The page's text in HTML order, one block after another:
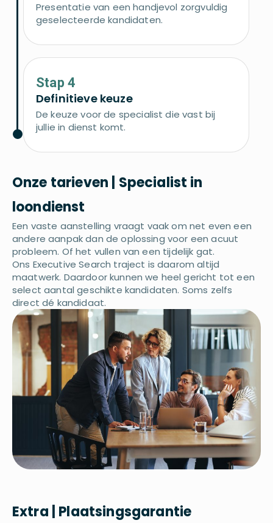
Presentatie van een handjevol zorgvuldig
geselecteerde kandidaten.
Stap 4
Definitieve keuze
De keuze voor de specialist die vast bij
jullie in dienst komt.
Onze tarieven | Specialist in
loondienst
Een vaste aanstelling vraagt vaak om net even een
andere aanpak dan de oplossing voor een acuut
probleem. Of het vullen van een tijdelijk gat.
Ons Executive Search traject is daarom altijd
maatwerk. Daardoor kunnen we heel gericht tot een
select aantal geschikte kandidaten. Soms zelfs
direct dé kandidaat.
Extra | Plaatsingsgarantie